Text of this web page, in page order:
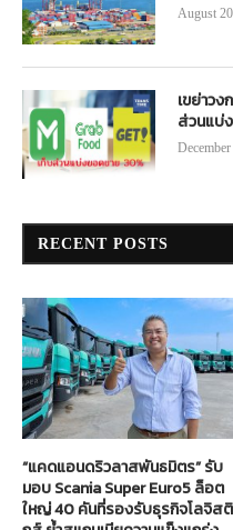
August
เขย่าว
ส่วนแบ่
RECENT POSTS
“แคดแอนดริวลาสพันธมิตร” รับ
มอบ Scania Super Euro5 ล็อต
ใหญ่ 40 คันที่รองรับธุรกิจโลจิสติ